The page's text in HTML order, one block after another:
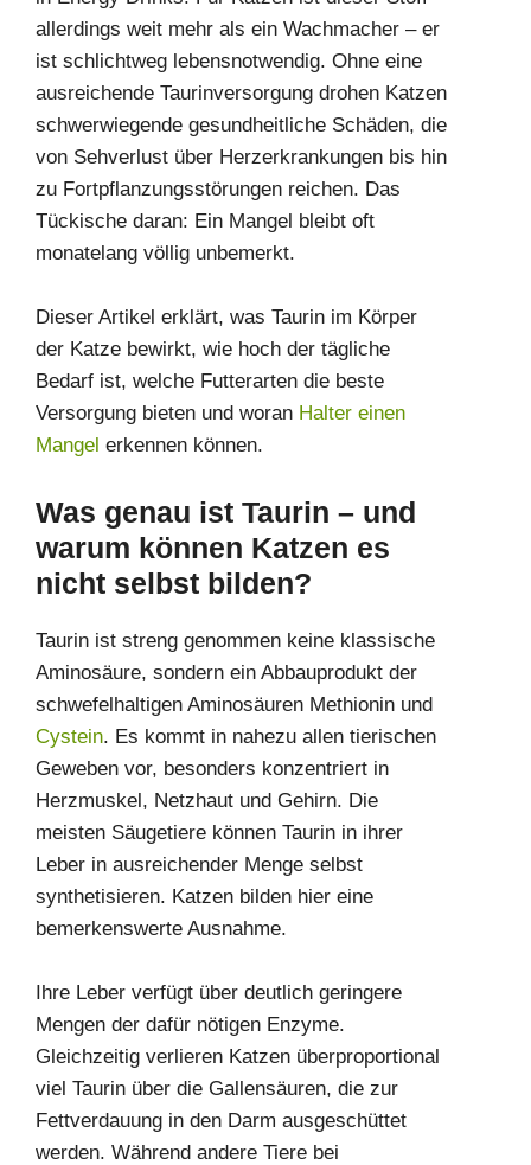
allerdings weit mehr als ein Wachmacher – er
ist schlichtweg lebensnotwendig. Ohne eine
ausreichende Taurinversorgung drohen Katzen
schwerwiegende gesundheitliche Schäden, die
von Sehverlust über Herzerkrankungen bis hin
zu Fortpflanzungsstörungen reichen. Das
Tückische daran: Ein Mangel bleibt oft
monatelang völlig unbemerkt.
Dieser Artikel erklärt, was Taurin im Körper
der Katze bewirkt, wie hoch der tägliche
Bedarf ist, welche Futterarten die beste
Versorgung bieten und woran Halter einen
Mangel erkennen können.
Was genau ist Taurin – und
warum können Katzen es
nicht selbst bilden?
Taurin ist streng genommen keine klassische
Aminosäure, sondern ein Abbauprodukt der
schwefelhaltigen Aminosäuren Methionin und
Cystein. Es kommt in nahezu allen tierischen
Geweben vor, besonders konzentriert in
Herzmuskel, Netzhaut und Gehirn. Die
meisten Säugetiere können Taurin in ihrer
Leber in ausreichender Menge selbst
synthetisieren. Katzen bilden hier eine
bemerkenswerte Ausnahme.
Ihre Leber verfügt über deutlich geringere
Mengen der dafür nötigen Enzyme.
Gleichzeitig verlieren Katzen überproportional
viel Taurin über die Gallensäuren, die zur
Fettverdauung in den Darm ausgeschüttet
werden. Während andere Tiere bei